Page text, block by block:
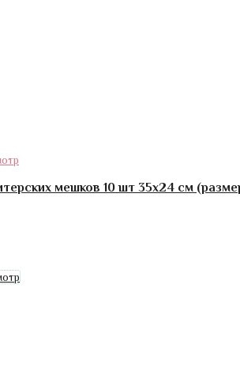
мешков 10 шт 35х24 см